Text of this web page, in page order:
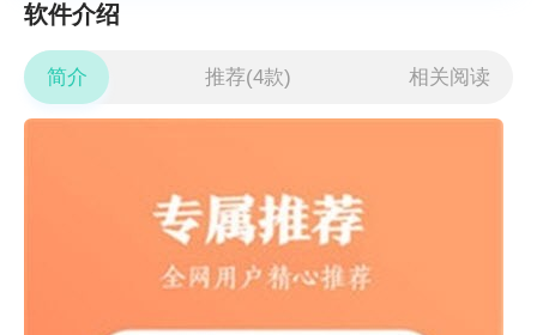
软件介绍
简介 推荐(4款) 相关阅读